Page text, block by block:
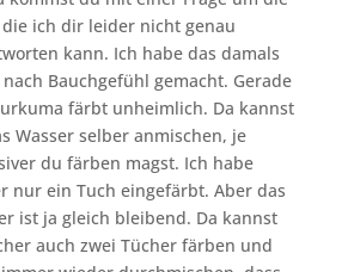
die ich dir leider nicht genau
kann. Ich habe das damals
Bauchgefühl gemacht. Gerade
färbt unheimlich. Da kannst
Wasser selber anmischen, je
du färben magst. Ich habe
nur ein Tuch eingefärbt. Aber das
ist ja gleich bleibend. Da kannst
auch zwei Tücher färben und